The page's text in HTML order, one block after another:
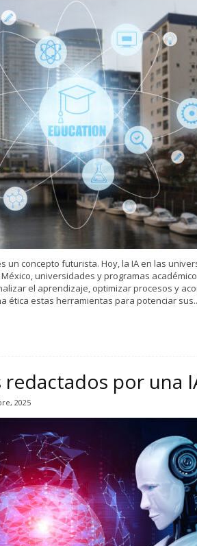
un concepto futurista. Hoy, la IA en las
universidades y programas
el aprendizaje, optimizar procesos y
ética estas herramientas para potenciar
por una
2025